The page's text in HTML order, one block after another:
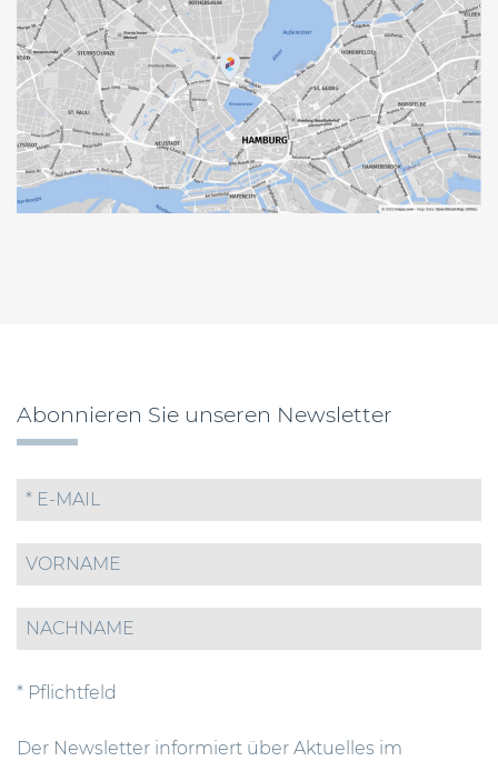
Abonnieren Sie unseren Newsletter
* Pflichtfeld
Der Newsletter informiert über Aktuelles im